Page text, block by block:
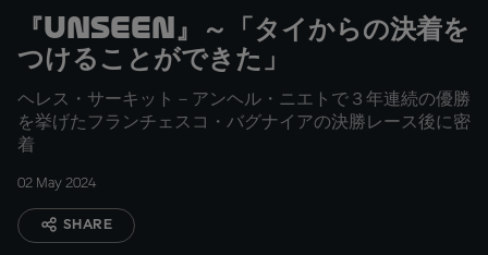
『Unseen』～「タイからの決着を
つけることができた」
ヘレス・サーキット－アンヘル・ニエトで３年連続の優勝
を挙げたフランチェスコ・バグナイアの決勝レース後に密
着
02 May 2024
SHARE